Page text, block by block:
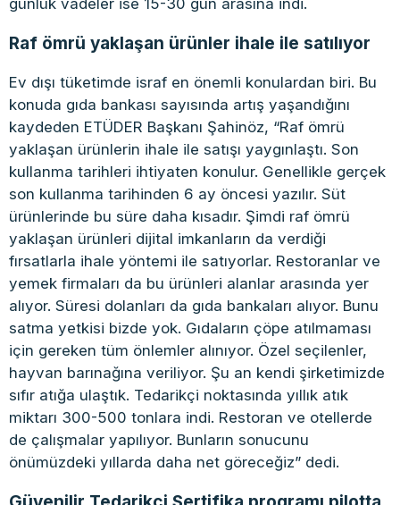
günlük vadeler ise 15-30 gün arasına indi.
Raf ömrü yaklaşan ürünler ihale ile satılıyor
Ev dışı tüketimde israf en önemli konulardan biri. Bu
konuda gıda bankası sayısında artış yaşandığını
kaydeden ETÜDER Başkanı Şahinöz, “Raf ömrü
yaklaşan ürünlerin ihale ile satışı yaygınlaştı. Son
kullanma tarihleri ihtiyaten konulur. Genellikle gerçek
son kullanma tarihinden 6 ay öncesi yazılır. Süt
ürünlerinde bu süre daha kısadır. Şimdi raf ömrü
yaklaşan ürünleri dijital imkanların da verdiği
fırsatlarla ihale yöntemi ile satıyorlar. Restoranlar ve
yemek firmaları da bu ürünleri alanlar arasında yer
alıyor. Süresi dolanları da gıda bankaları alıyor. Bunu
satma yetkisi bizde yok. Gıdaların çöpe atılmaması
için gereken tüm önlemler alınıyor. Özel seçilenler,
hayvan barınağına veriliyor. Şu an kendi şirketimizde
sıfır atığa ulaştık. Tedarikçi noktasında yıllık atık
miktarı 300-500 tonlara indi. Restoran ve otellerde
de çalışmalar yapılıyor. Bunların sonucunu
önümüzdeki yıllarda daha net göreceğiz” dedi.